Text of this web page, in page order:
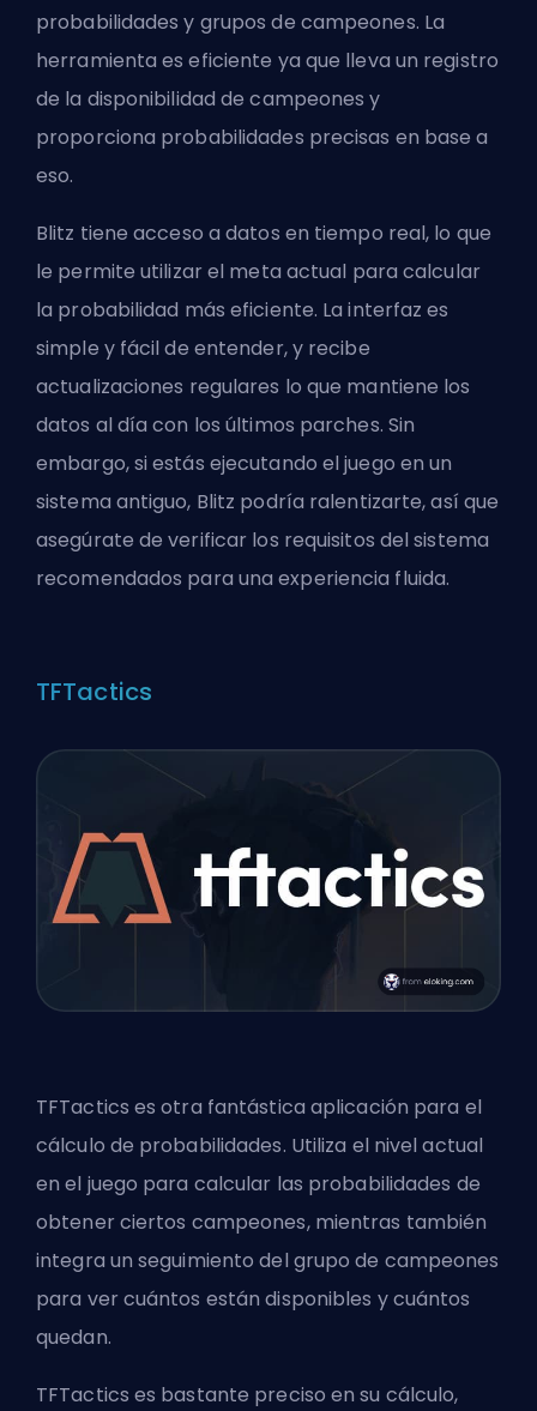
probabilidades y grupos de campeones. La
herramienta es eficiente ya que lleva un registro
de la disponibilidad de campeones y
proporciona probabilidades precisas en base a
eso.
Blitz tiene acceso a datos en tiempo real, lo que
le permite utilizar el meta actual para calcular
la probabilidad más eficiente. La interfaz es
simple y fácil de entender, y recibe
actualizaciones regulares lo que mantiene los
datos al día con los últimos parches. Sin
embargo, si estás ejecutando el juego en un
sistema antiguo, Blitz podría ralentizarte, así que
asegúrate de verificar los requisitos del sistema
recomendados para una experiencia fluida.
TFTactics
TFTactics es otra fantástica aplicación para el
cálculo de probabilidades. Utiliza el nivel actual
en el juego para calcular las probabilidades de
obtener ciertos campeones, mientras también
integra un seguimiento del grupo de campeones
para ver cuántos están disponibles y cuántos
quedan.
TFTactics es bastante preciso en su cálculo,